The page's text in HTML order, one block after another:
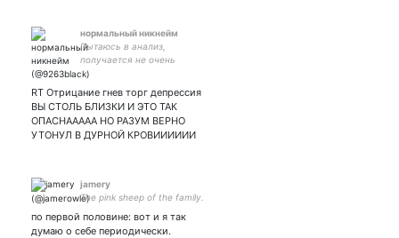
нормальный никнейм
Пытаюсь в анализ,
получается не очень
RT Отрицание гнев торг депрессия
ВЫ СТОЛЬ БЛИЗКИ И ЭТО ТАК
ОПАСНААААА НО РАЗУМ ВЕРНО
УТОНУЛ В ДУРНОЙ КРОВИИИИИИ
jamery
The pink sheep of the family.
по первой половине: вот и я так
думаю о себе периодически.